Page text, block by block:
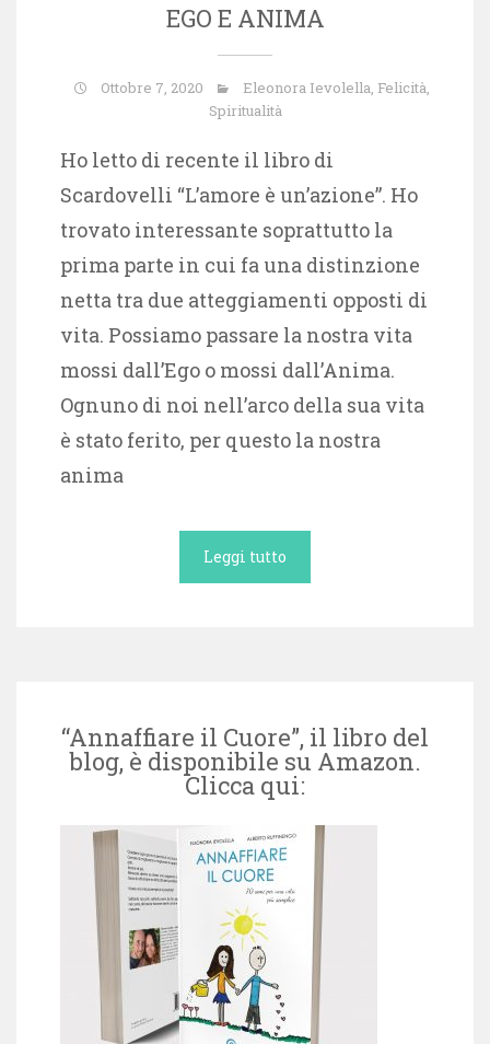
EGO E ANIMA
Ottobre 7, 2020 Eleonora Ievolella, Felicità,
Spiritualità
Ho letto di recente il libro di
Scardovelli “L’amore è un’azione”. Ho
trovato interessante soprattutto la
prima parte in cui fa una distinzione
netta tra due atteggiamenti opposti di
vita. Possiamo passare la nostra vita
mossi dall’Ego o mossi dall’Anima.
Ognuno di noi nell’arco della sua vita
è stato ferito, per questo la nostra
anima
Leggi tutto
“Annaffiare il Cuore”, il libro del
blog, è disponibile su Amazon.
Clicca qui: